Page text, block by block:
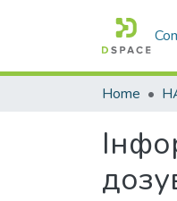
Home